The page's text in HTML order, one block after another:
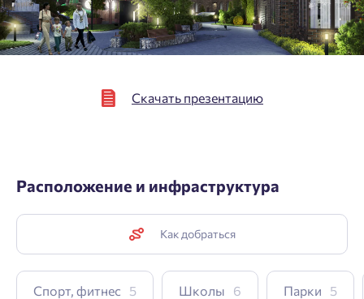
Скачать презентацию
Расположение и инфраструктура
Как добраться
Спорт, фитнес 5 Школы 6 Парки 5